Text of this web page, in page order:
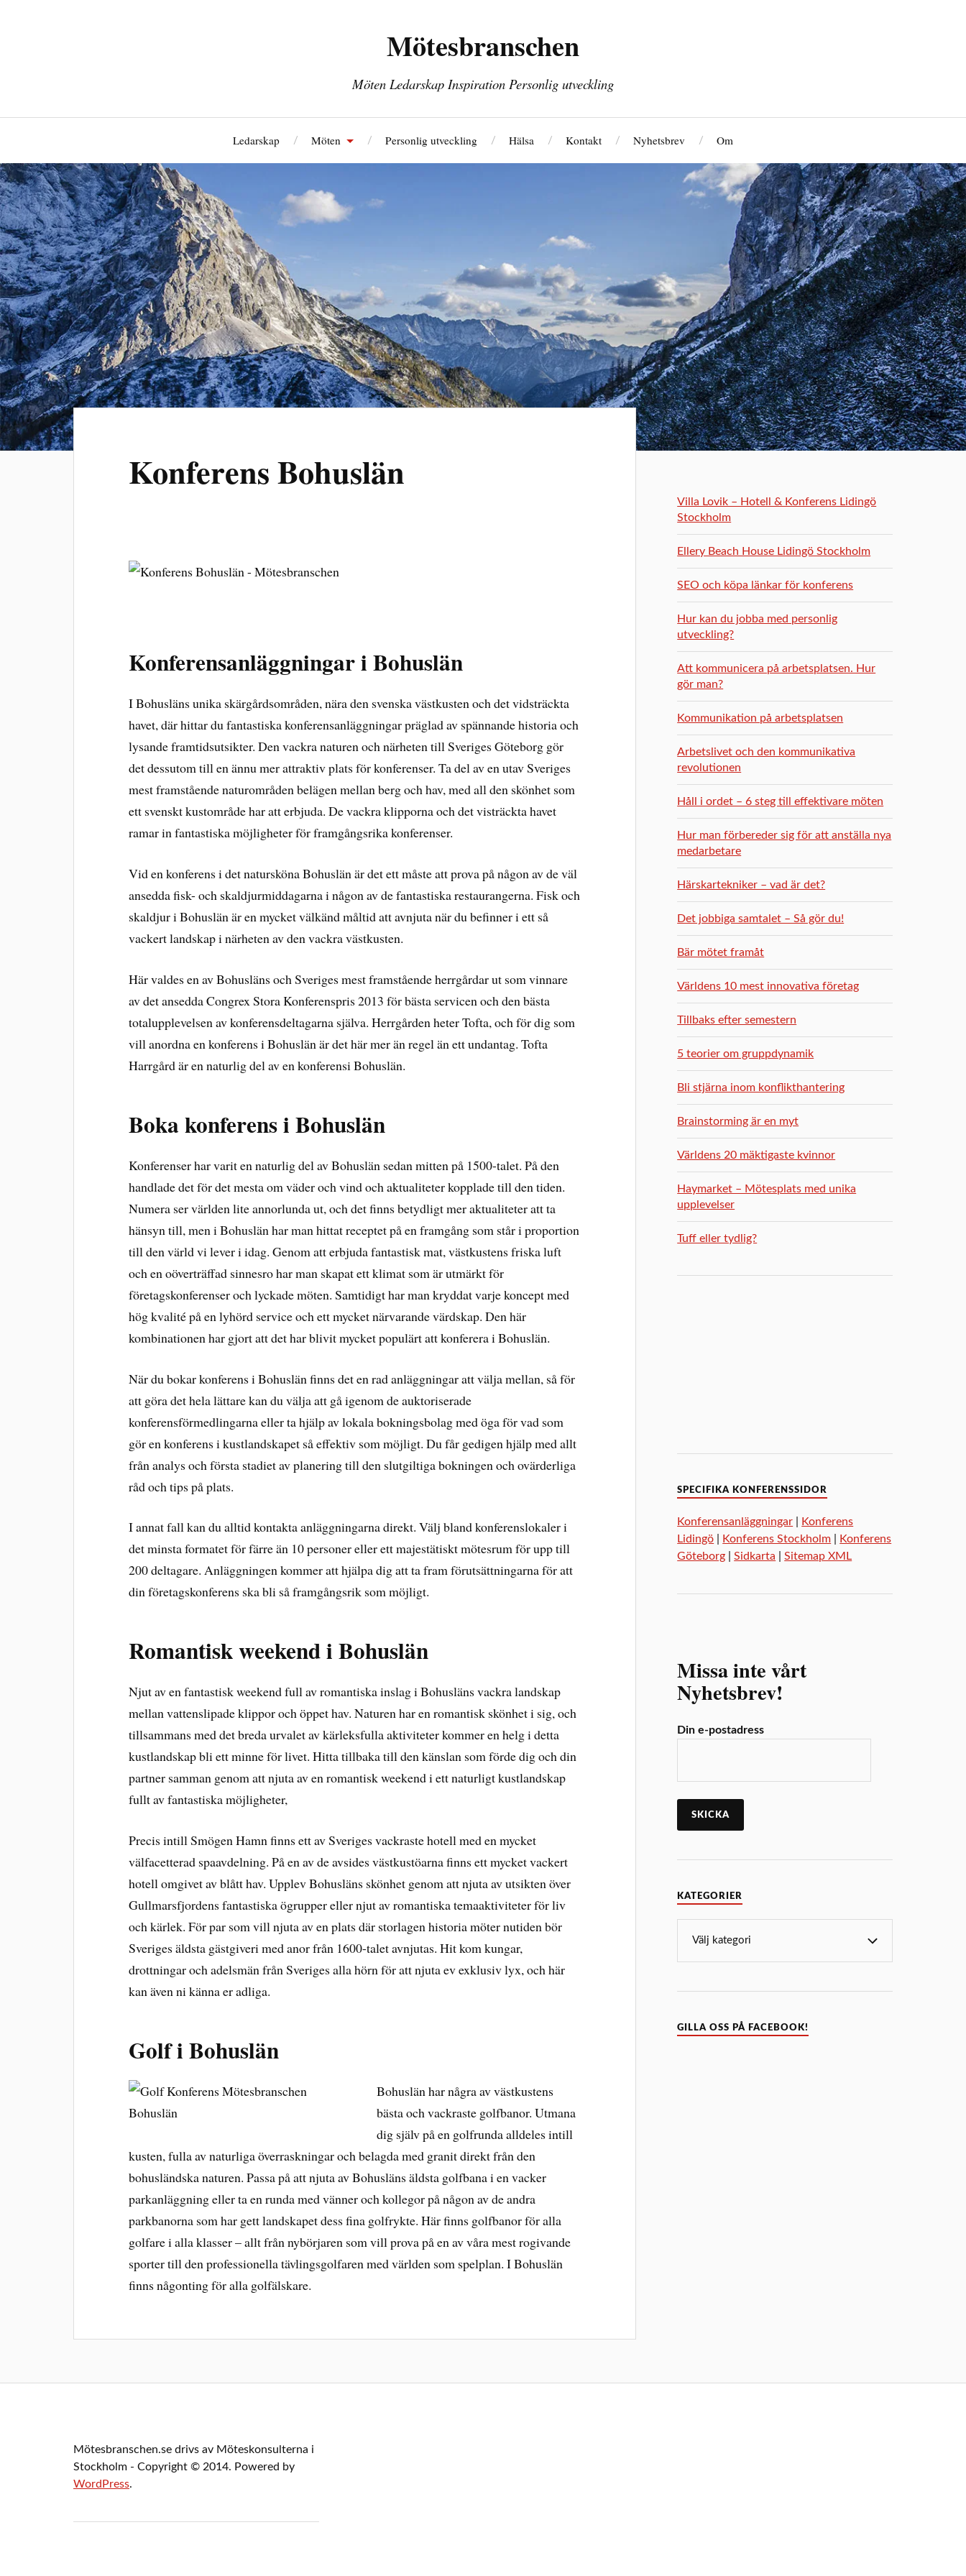
Mötesbranschen
Möten Ledarskap Inspiration Personlig utveckling
Ledarskap Möten Personlig utveckling Hälsa Kontakt Nyhetsbrev Om
Konferens Bohuslän
Konferensanläggningar i Bohuslän
I Bohusläns unika skärgårdsområden, nära den svenska västkusten och det vidsträckta
havet, där hittar du fantastiska konferensanläggningar präglad av spännande historia och
lysande framtidsutsikter. Den vackra naturen och närheten till Sveriges Göteborg gör
det dessutom till en ännu mer attraktiv plats för konferenser. Ta del av en utav Sveriges
mest framstående naturområden belägen mellan berg och hav, med all den skönhet som
ett svenskt kustområde har att erbjuda. De vackra klipporna och det visträckta havet
ramar in fantastiska möjligheter för framgångsrika konferenser.
Vid en konferens i det natursköna Bohuslän är det ett måste att prova på någon av de väl
ansedda fisk- och skaldjurmiddagarna i någon av de fantastiska restaurangerna. Fisk och
skaldjur i Bohuslän är en mycket välkänd måltid att avnjuta när du befinner i ett så
vackert landskap i närheten av den vackra västkusten.
Här valdes en av Bohusläns och Sveriges mest framstående herrgårdar ut som vinnare
av det ansedda Congrex Stora Konferenspris 2013 för bästa servicen och den bästa
totalupplevelsen av konferensdeltagarna själva. Herrgården heter Tofta, och för dig som
vill anordna en konferens i Bohuslän är det här mer än regel än ett undantag. Tofta
Harrgård är en naturlig del av en konferensi Bohuslän.
Boka konferens i Bohuslän
Konferenser har varit en naturlig del av Bohuslän sedan mitten på 1500-talet. På den
handlade det för det mesta om väder och vind och aktualiteter kopplade till den tiden.
Numera ser världen lite annorlunda ut, och det finns betydligt mer aktualiteter att ta
hänsyn till, men i Bohuslän har man hittat receptet på en framgång som står i proportion
till den värld vi lever i idag. Genom att erbjuda fantastisk mat, västkustens friska luft
och en oöverträffad sinnesro har man skapat ett klimat som är utmärkt för
företagskonferenser och lyckade möten. Samtidigt har man kryddat varje koncept med
hög kvalité på en lyhörd service och ett mycket närvarande värdskap. Den här
kombinationen har gjort att det har blivit mycket populärt att konferera i Bohuslän.
När du bokar konferens i Bohuslän finns det en rad anläggningar att välja mellan, så för
att göra det hela lättare kan du välja att gå igenom de auktoriserade
konferensförmedlingarna eller ta hjälp av lokala bokningsbolag med öga för vad som
gör en konferens i kustlandskapet så effektiv som möjligt. Du får gedigen hjälp med allt
från analys och första stadiet av planering till den slutgiltiga bokningen och ovärderliga
råd och tips på plats.
I annat fall kan du alltid kontakta anläggningarna direkt. Välj bland konferenslokaler i
det minsta formatet för färre än 10 personer eller ett majestätiskt mötesrum för upp till
200 deltagare. Anläggningen kommer att hjälpa dig att ta fram förutsättningarna för att
din företagskonferens ska bli så framgångsrik som möjligt.
Romantisk weekend i Bohuslän
Njut av en fantastisk weekend full av romantiska inslag i Bohusläns vackra landskap
mellan vattenslipade klippor och öppet hav. Naturen har en romantisk skönhet i sig, och
tillsammans med det breda urvalet av kärleksfulla aktiviteter kommer en helg i detta
kustlandskap bli ett minne för livet. Hitta tillbaka till den känslan som förde dig och din
partner samman genom att njuta av en romantisk weekend i ett naturligt kustlandskap
fullt av fantastiska möjligheter,
Precis intill Smögen Hamn finns ett av Sveriges vackraste hotell med en mycket
välfacetterad spaavdelning. På en av de avsides västkustöarna finns ett mycket vackert
hotell omgivet av blått hav. Upplev Bohusläns skönhet genom att njuta av utsikten över
Gullmarsfjordens fantastiska ögrupper eller njut av romantiska temaaktiviteter för liv
och kärlek. För par som vill njuta av en plats där storlagen historia möter nutiden bör
Sveriges äldsta gästgiveri med anor från 1600-talet avnjutas. Hit kom kungar,
drottningar och adelsmän från Sveriges alla hörn för att njuta ev exklusiv lyx, och här
kan även ni känna er adliga.
Golf i Bohuslän
Bohuslän har några av västkustens
bästa och vackraste golfbanor. Utmana
dig själv på en golfrunda alldeles intill
kusten, fulla av naturliga överraskningar och belagda med granit direkt från den
bohusländska naturen. Passa på att njuta av Bohusläns äldsta golfbana i en vacker
parkanläggning eller ta en runda med vänner och kollegor på någon av de andra
parkbanorna som har gett landskapet dess fina golfrykte. Här finns golfbanor för alla
golfare i alla klasser – allt från nybörjaren som vill prova på en av våra mest rogivande
sporter till den professionella tävlingsgolfaren med världen som spelplan. I Bohuslän
finns någonting för alla golfälskare.
Villa Lovik – Hotell & Konferens Lidingö
Stockholm
Ellery Beach House Lidingö Stockholm
SEO och köpa länkar för konferens
Hur kan du jobba med personlig
utveckling?
Att kommunicera på arbetsplatsen. Hur
gör man?
Kommunikation på arbetsplatsen
Arbetslivet och den kommunikativa
revolutionen
Håll i ordet – 6 steg till effektivare möten
Hur man förbereder sig för att anställa nya
medarbetare
Härskartekniker – vad är det?
Det jobbiga samtalet – Så gör du!
Bär mötet framåt
Världens 10 mest innovativa företag
Tillbaks efter semestern
5 teorier om gruppdynamik
Bli stjärna inom konflikthantering
Brainstorming är en myt
Världens 20 mäktigaste kvinnor
Haymarket – Mötesplats med unika
upplevelser
Tuff eller tydlig?
SPECIFIKA KONFERENSSIDOR
Konferensanläggningar
Konferens
Lidingö
Konferens Stockholm
Konferens
Göteborg |Sidkarta |Sitemap XML
Missa inte vårt
Nyhetsbrev!
Din e-postadress
KATEGORIER
GILLA OSS PÅ FACEBOOK!
Mötesbranschen.se drivs av Möteskonsulterna i
Stockholm - Copyright © 2014. Powered by
WordPress.